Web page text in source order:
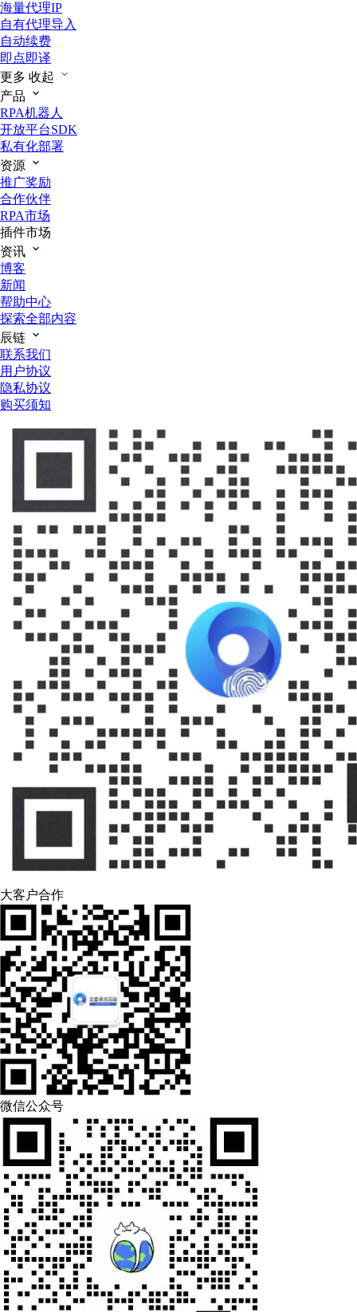
海量代理IP
自有代理导入
自动续费
即点即译
更多 收起
产品
RPA机器人
开放平台SDK
私有化部署
资源
推广奖励
合作伙伴
RPA市场
插件市场
资讯
博客
新闻
帮助中心
探索全部内容
辰链
联系我们
用户协议
隐私协议
购买须知
大客户合作
微信公众号